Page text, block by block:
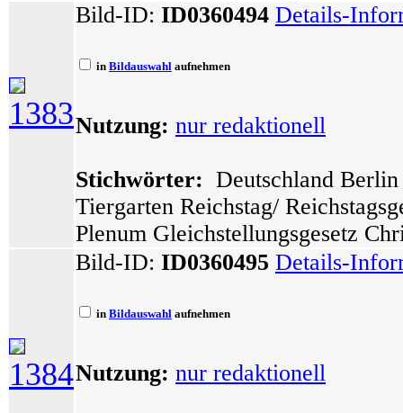
1383
Bild-ID: ID0360494 Details-
in Bildauswahl aufnehmen
Nutzung: nur redaktionell
Stichwörter: Deutschland
Tiergarten Reichstag/
Plenum Gleichstellungsgesetz
1384
Bild-ID: ID0360495 Details-
in Bildauswahl aufnehmen
Nutzung: nur redaktionell